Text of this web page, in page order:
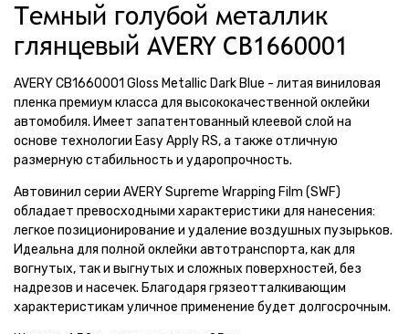
Темный голубой металлик
глянцевый AVERY CB1660001
AVERY CB1660001 Gloss Metallic Dark Blue - литая виниловая
пленка премиум класса для высококачественной оклейки
автомобиля. Имеет запатентованный клеевой слой на
основе технологии Easy Apply RS, а также отличную
размерную стабильность и ударопрочность.
Автовинил серии AVERY Supreme Wrapping Film (SWF)
обладает превосходными характеристики для нанесения:
легкое позиционирование и удаление воздушных пузырьков.
Идеальна для полной оклейки автотранспорта, как для
вогнутых, так и выгнутых и сложных поверхностей, без
надрезов и насечек. Благодаря грязеотталкивающим
характеристикам уличное применение будет долгосрочным.